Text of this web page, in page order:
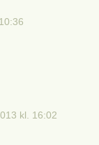
kl. 16:02